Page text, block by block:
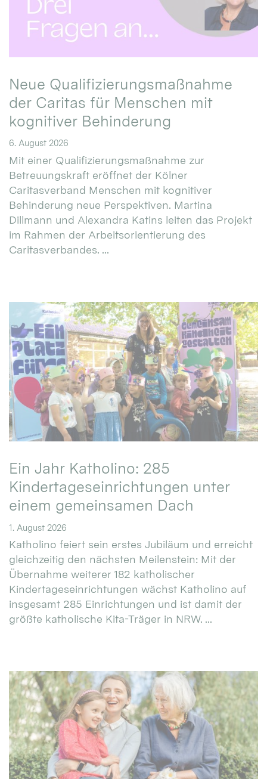
Neue Qualifizierungsmaßnahme
der Caritas für Menschen mit
kognitiver Behinderung
6. August 2026
Mit einer Qualifizierungsmaßnahme zur
Betreuungskraft eröffnet der Kölner
Caritasverband Menschen mit kognitiver
Behinderung neue Perspektiven. Martina
Dillmann und Alexandra Katins leiten das Projekt
im Rahmen der Arbeitsorientierung des
Caritasverbandes. ...
Ein Jahr Katholino: 285
Kindertageseinrichtungen unter
einem gemeinsamen Dach
1. August 2026
Katholino feiert sein erstes Jubiläum und erreicht
gleichzeitig den nächsten Meilenstein: Mit der
Übernahme weiterer 182 katholischer
Kindertageseinrichtungen wächst Katholino auf
insgesamt 285 Einrichtungen und ist damit der
größte katholische Kita-Träger in NRW. ...